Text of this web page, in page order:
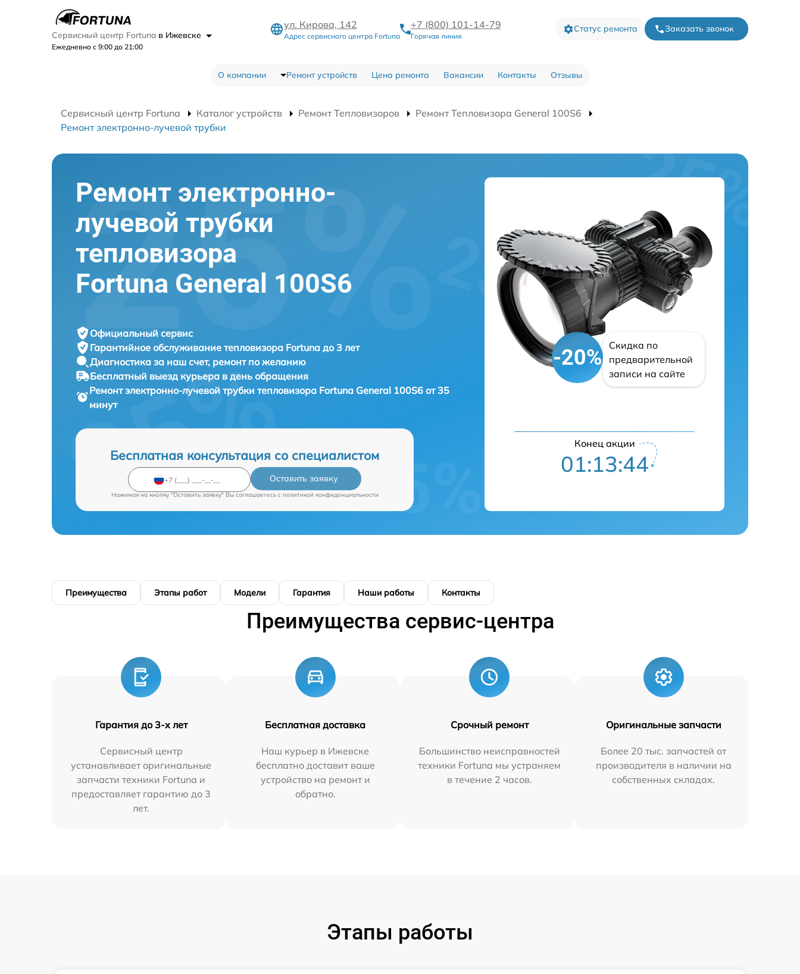
Сервисный центр Fortuna в Ижевске
Ежедневно с 9:00 до 21:00
ул. Кирова, 142
Адрес сервисного центра Fortuna
+7 (800) 101-14-79
Горячая линия
Статус ремонта Заказать звонок
О компании Ремонт устройств Цена ремонта Вакансии Контакты Отзывы
Сервисный центр Fortuna Каталог устройств Ремонт Тепловизоров
Ремонт Тепловизора General 100S6
Ремонт электронно-лучевой трубки
Ремонт электронно-
лучевой трубки
тепловизора
Fortuna General 100S6
Официальный сервис
Гарантийное обслуживание тепловизора Fortuna до 3 лет
Диагностика за наш счет, ремонт по желанию
Бесплатный выезд курьера в день обращения
Ремонт электронно-лучевой трубки тепловизора Fortuna General 100S6 от 35
минут
Бесплатная консультация со специалистом
Оставить заявку
Нажимая на кнопку "Оставить заявку" Вы соглашаетесь c политикой конфиденциальности
-20%
Скидка по
предварительной
записи на сайте
Конец акции
01:13:42
Преимущества Этапы работ Модели Гарантия Наши работы Контакты
Преимущества сервис-центра
Гарантия до 3-х лет
Сервисный центр
устанавливает оригинальные
запчасти техники Fortuna и
предоставляет гарантию до 3
лет.
Бесплатная доставка
Наш курьер в Ижевске
бесплатно доставит ваше
устройство на ремонт и
обратно.
Срочный ремонт
Большинство неисправностей
техники Fortuna мы устраняем
в течение 2 часов.
Оригинальные запчасти
Более 20 тыс. запчастей от
производителя в наличии на
собственных складах.
Этапы работы